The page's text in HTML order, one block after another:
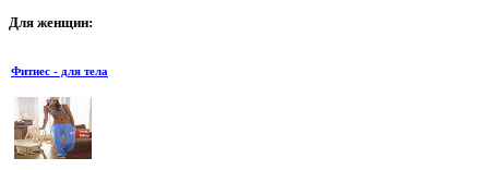
Для женщин:
Фитнес - для тела